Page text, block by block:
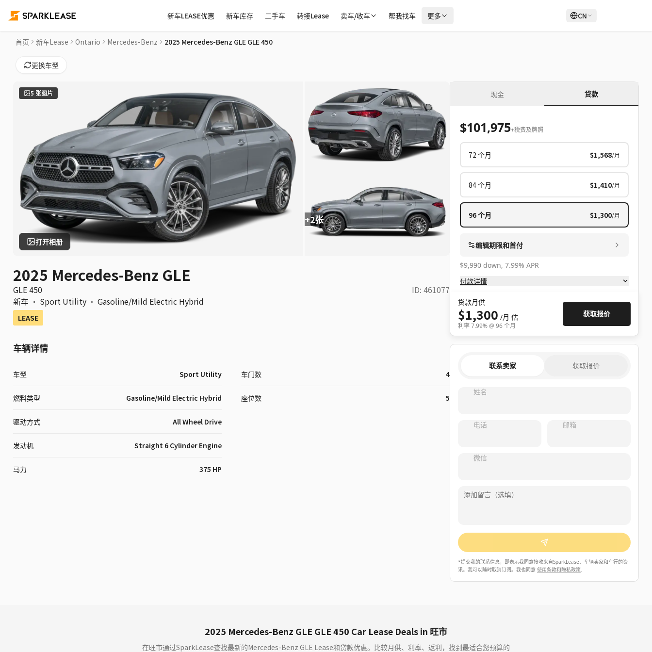
新车LEASE优惠 新车库存 二手车 转接Lease 卖车/收车 帮我找车 更多 CN
2025 Mercedes-Benz GLE GLE 450 Car Lease Deals in 旺市
首页 新车Lease Ontario Mercedes-Benz 2025 Mercedes-Benz GLE GLE 450
更换车型
+2张
5 张图片
打开相册
2025 Mercedes-Benz GLE
GLE 450 ID: 461077
新车 · Sport Utility · Gasoline/Mild Electric Hybrid
LEASE
车辆详情
车型 Sport Utility
燃料类型 Gasoline/Mild Electric Hybrid
驱动方式 All Wheel Drive
发动机 Straight 6 Cylinder Engine
马力 375 HP
车门数 4
座位数 5
现金 贷款
$101,975+税费及牌照
72 个月 $1,568/月
84个月 $1,410/月
96个月 $1,300/月
编辑期限和首付
$9,990 down, 7.99% APR
付款详情
贷款月供
$1,300 /月 估
利率7.99% @ 96个月
获取报价
联系卖家 获取报价
姓名
电话 邮箱
微信
*提交我的联系信息，即表示我同意接收来自SparkLease、车辆卖家和车行的资
讯。我可以随时取消订阅。我也同意 使用条款和隐私政策.
2025 Mercedes-Benz GLE GLE 450 Car Lease Deals in 旺市
在旺市通过SparkLease查找最新的Mercedes-Benz GLE Lease和贷款优惠。比较月供、利率、返利，找到最适合您预算的